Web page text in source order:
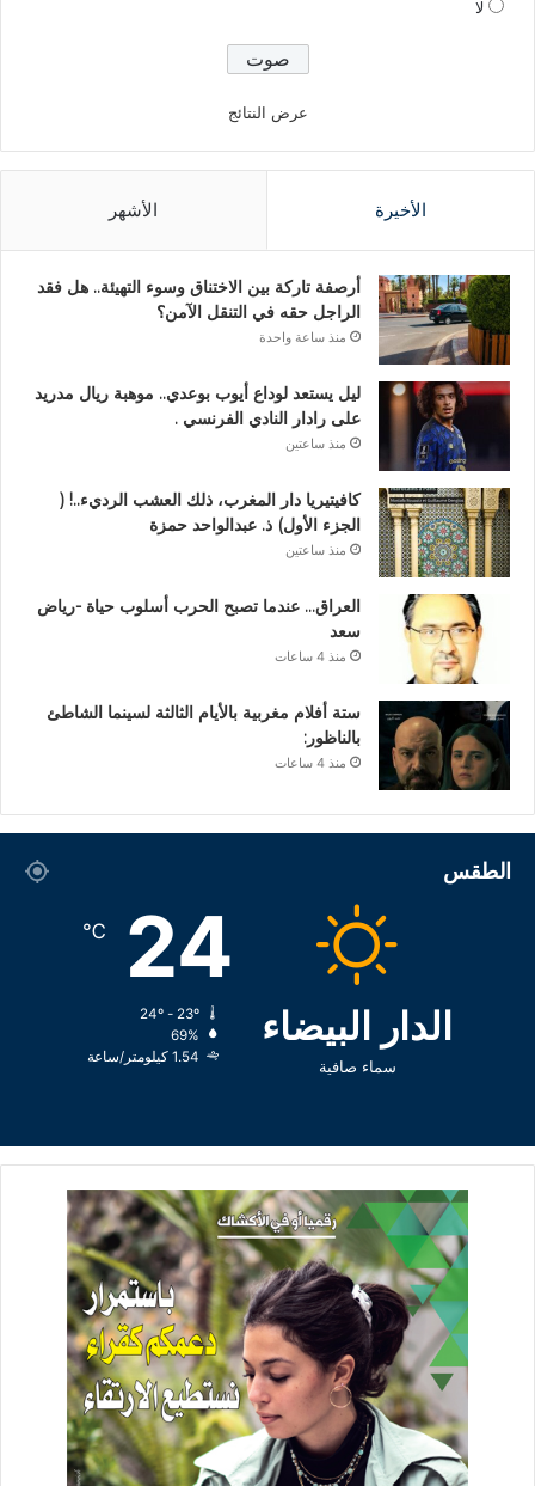
لا
عرض النتائج
الأخيرة الأشهر
أرصفة تاركة بين الاختناق وسوء التهيئة.. هل فقد
الراجل حقه في التنقل الآمن؟
منذ ساعة واحدة
ليل يستعد لوداع أيوب بوعدي.. موهبة ريال مدريد
على رادار النادي الفرنسي .
منذ ساعتين
كافيتيريا دار المغرب، ذلك العشب الرديء..! (
الجزء الأول) ذ. عبدالواحد حمزة
منذ ساعتين
العراق… عندما تصبح الحرب أسلوب حياة -رياض
سعد
منذ 4 ساعات
ستة أفلام مغربية بالأيام الثالثة لسينما الشاطئ
بالناظور:
منذ 4 ساعات
الطقس
الدار البيضاء
سماء صافية
24
℃
69%
1.54 كيلومتر/ساعة